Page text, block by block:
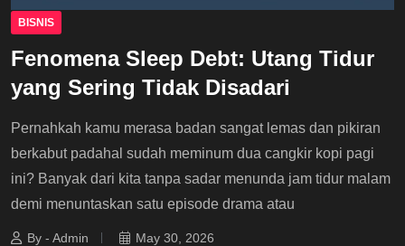
BISNIS
Fenomena Sleep Debt: Utang Tidur
yang Sering Tidak Disadari
Pernahkah kamu merasa badan sangat lemas dan pikiran
berkabut padahal sudah meminum dua cangkir kopi pagi
ini? Banyak dari kita tanpa sadar menunda jam tidur malam
demi menuntaskan satu episode drama atau
By - Admin May 30, 2026